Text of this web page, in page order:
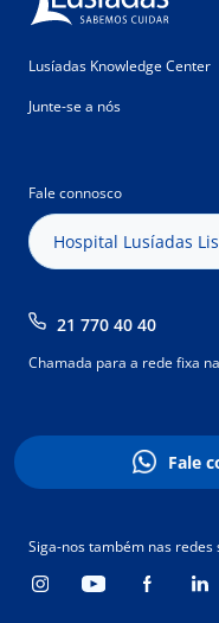
Lusíadas Knowledge Center
Junte-se a nós
Fale connosco
Hospital Lusíadas
21 770 40 40
Chamada para a rede fixa
Fale
Siga-nos também nas redes